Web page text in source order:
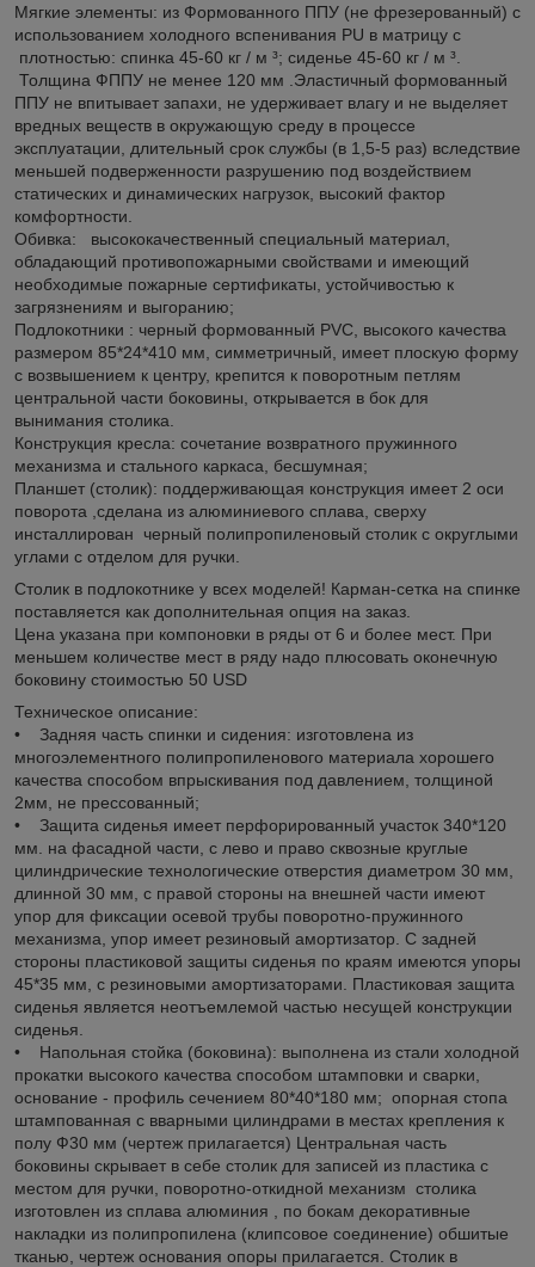
Мягкие элементы: из Формованного ППУ (не фрезерованный) с
использованием холодного вспенивания PU в матрицу с
плотностью: спинка 45-60 кг / м ³; сиденье 45-60 кг / м ³.
Толщина ФППУ не менее 120 мм .Эластичный формованный
ППУ не впитывает запахи, не удерживает влагу и не выделяет
вредных веществ в окружающую среду в процессе
эксплуатации, длительный срок службы (в 1,5-5 раз) вследствие
меньшей подверженности разрушению под воздействием
статических и динамических нагрузок, высокий фактор
комфортности.
Обивка: высококачественный специальный материал,
обладающий противопожарными свойствами и имеющий
необходимые пожарные сертификаты, устойчивостью к
загрязнениям и выгоранию;
Подлокотники : черный формованный PVC, высокого качества
размером 85*24*410 мм, симметричный, имеет плоскую форму
с возвышением к центру, крепится к поворотным петлям
центральной части боковины, открывается в бок для
вынимания столика.
Конструкция кресла: сочетание возвратного пружинного
механизма и стального каркаса, бесшумная;
Планшет (столик): поддерживающая конструкция имеет 2 оси
поворота ,сделана из алюминиевого сплава, сверху
инсталлирован черный полипропиленовый столик с округлыми
углами с отделом для ручки.
Столик в подлокотнике у всех моделей! Карман-сетка на спинке
поставляется как дополнительная опция на заказ.
Цена указана при компоновки в ряды от 6 и более мест. При
меньшем количестве мест в ряду надо плюсовать оконечную
боковину стоимостью 50 USD
Техническое описание:
• Задняя часть спинки и сидения: изготовлена из
многоэлементного полипропиленового материала хорошего
качества способом впрыскивания под давлением, толщиной
2мм, не прессованный;
• Защита сиденья имеет перфорированный участок 340*120
мм. на фасадной части, с лево и право сквозные круглые
цилиндрические технологические отверстия диаметром 30 мм,
длинной 30 мм, с правой стороны на внешней части имеют
упор для фиксации осевой трубы поворотно-пружинного
механизма, упор имеет резиновый амортизатор. С задней
стороны пластиковой защиты сиденья по краям имеются упоры
45*35 мм, с резиновыми амортизаторами. Пластиковая защита
сиденья является неотъемлемой частью несущей конструкции
сиденья.
• Напольная стойка (боковина): выполнена из стали холодной
прокатки высокого качества способом штамповки и сварки,
основание - профиль сечением 80*40*180 мм; опорная стопа
штампованная с вварными цилиндрами в местах крепления к
полу Ф30 мм (чертеж прилагается) Центральная часть
боковины скрывает в себе столик для записей из пластика с
местом для ручки, поворотно-откидной механизм столика
изготовлен из сплава алюминия , по бокам декоративные
накладки из полипропилена (клипсовое соединение) обшитые
тканью, чертеж основания опоры прилагается. Столик в